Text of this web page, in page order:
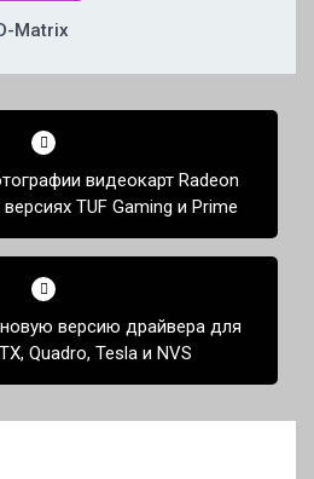
Matrix
видеокарт Radeon
TUF Gaming и Prime
версию драйвера для
Quadro, Tesla и NVS